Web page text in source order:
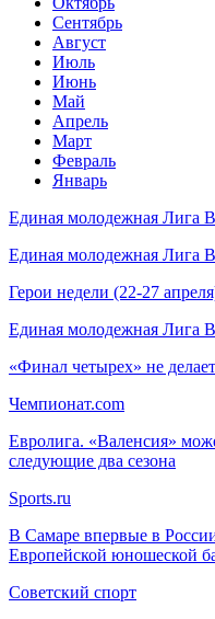
Сентябрь
Август
Июль
Июнь
Май
Апрель
Март
Февраль
Январь
Единая молодежная Лига
Единая молодежная Лига
Герои недели (22-27
Единая молодежная Лига
«Финал четырех» не
Чемпионат.com
Евролига. «Валенсия»
следующие два сезона
Sports.ru
В Самаре впервые в
Европейской юношеской
Советский спорт